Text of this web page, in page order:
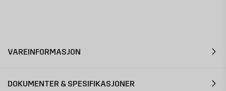
VAREINFORMASJON
DOKUMENTER & SPESIFIKASJONER